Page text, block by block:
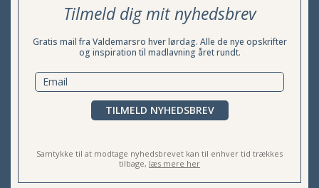
Tilmeld dig mit nyhedsbrev
Gratis mail fra Valdemarsro hver lørdag. Alle de nye opskrifter
og inspiration til madlavning året rundt.
TILMELD NYHEDSBREV
Samtykke til at modtage nyhedsbrevet kan til enhver tid trækkes
tilbage, læs mere her